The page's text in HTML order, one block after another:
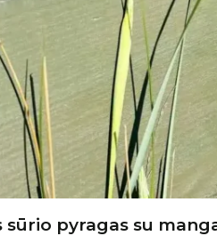
sūrio pyragas su